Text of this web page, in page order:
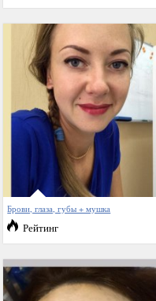
Брови, глаза, губы + мушка
Рейтинг